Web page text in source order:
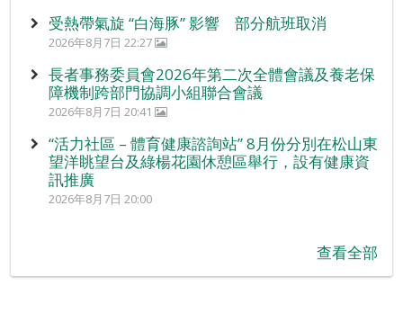
受熱帶氣旋 “白海豚” 影響 部分航班取消
2026年8月7日 22:27
長者事務委員會2026年第二次全體會議及養老保
障機制跨部門協調小組聯合會議
2026年8月7日 20:41
“活力社區 – 體育健康諮詢站” 8月份分別在松山東
望洋眺望台及綠楊花園休憩區舉行，設有健康資
訊推廣
2026年8月7日 20:00
查看全部